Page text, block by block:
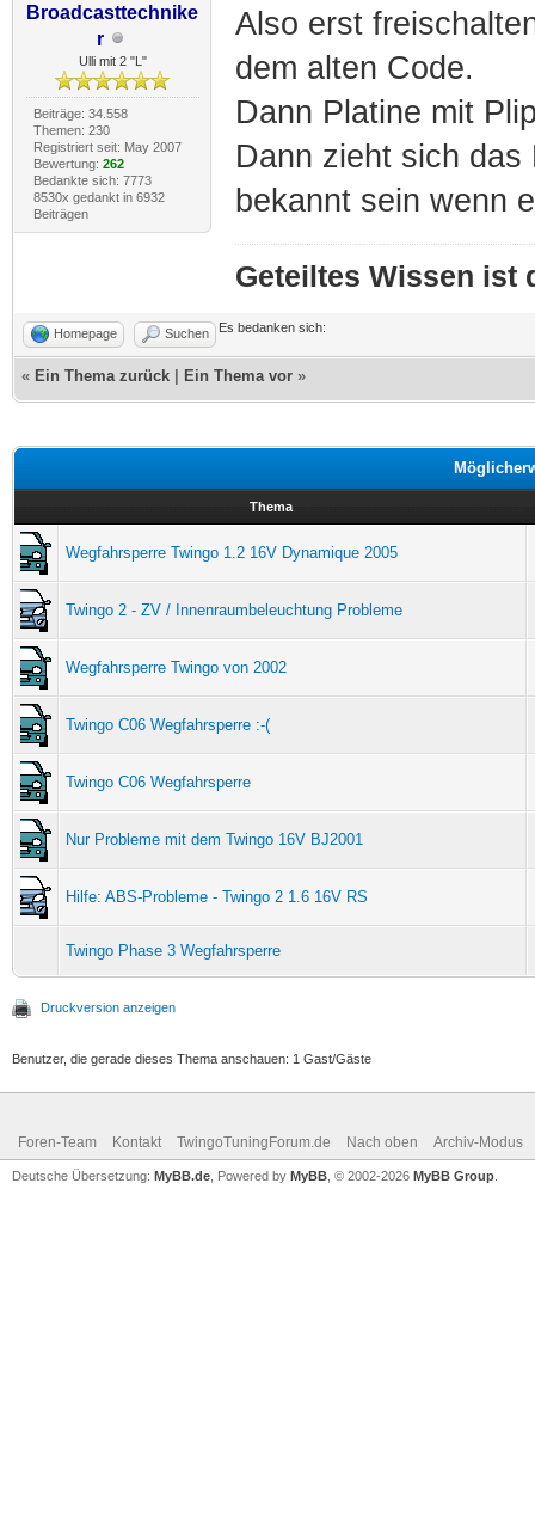
Broadcasttechnike
r
Ulli mit 2 "L"
Beiträge: 34.558
Themen: 230
Registriert seit: May 2007
Bewertung: 262
Bedankte sich: 7773
8530x gedankt in 6932
Beiträgen
Also erst
dem alten Code.
Dann Platine mit
Dann zieht sich das
bekannt sein wenn
Geteiltes Wissen ist
Homepage Suchen Es bedanken sich:
« Ein Thema zurück Ein Thema vor »
Thema
Wegfahrsperre Twingo 1.2 16V Dynamique 2005
Twingo 2 - ZV / Innenraumbeleuchtung Probleme
Wegfahrsperre Twingo von 2002
Twingo C06 Wegfahrsperre :-(
Twingo C06 Wegfahrsperre
Nur Probleme mit dem Twingo 16V BJ2001
Hilfe: ABS-Probleme - Twingo 2 1.6 16V RS
Twingo Phase 3 Wegfahrsperre
Druckversion anzeigen
Benutzer, die gerade dieses Thema anschauen: 1 Gast/Gäste
Foren-Team Kontakt TwingoTuningForum.de Nach oben Archiv-Modus
Deutsche Übersetzung: MyBB.de , Powered by MyBB , © 2002-2026 MyBB Group